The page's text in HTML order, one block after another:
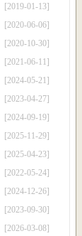
[2019-01-13]
[2020-06-06]
[2020-10-30]
[2021-06-11]
[2024-05-21]
[2023-04-27]
[2024-09-19]
[2025-11-29]
[2025-04-23]
[2022-05-24]
[2024-12-26]
[2023-09-30]
[2026-03-08]